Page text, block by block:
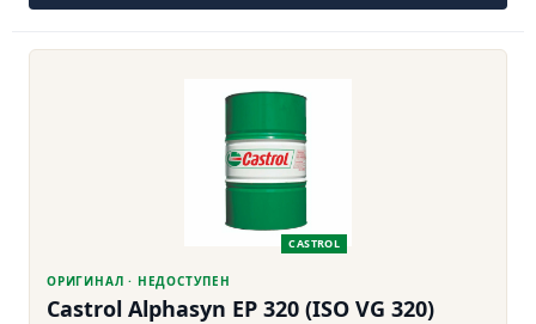
CASTROL
ОРИГИНАЛ · НЕДОСТУПЕН
Castrol Alphasyn EP 320 (ISO VG 320)